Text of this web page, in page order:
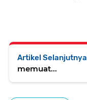
Artikel Selanjutnya
memuat...